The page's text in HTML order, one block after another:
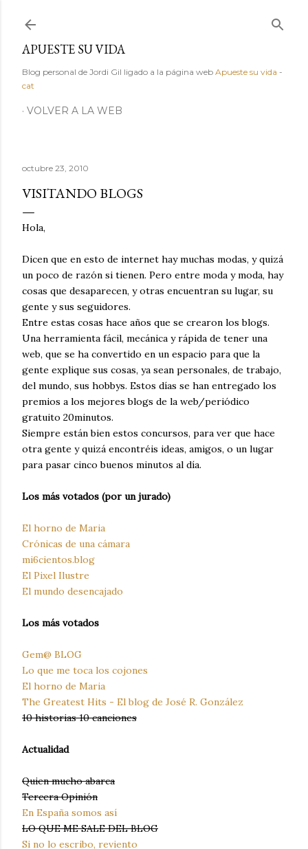
APUESTE SU VIDA
Blog personal de Jordi Gil ligado a la página web Apueste su vida -
cat
VOLVER A LA WEB
octubre 23, 2010
VISITANDO BLOGS
Hola,
Dicen que en esto de internet hay muchas modas, y quizá
un poco de razón si tienen. Pero entre moda y moda, hay
cosas que desaparecen, y otras encuentran su lugar, su
gente y sus seguidores.
Entre estas cosas hace años que se crearon los blogs.
Una herramienta fácil, mecánica y rápida de tener una
web, que se ha convertido en un espacio para que la
gente explique sus cosas, ya sean personales, de trabajo,
del mundo, sus hobbys. Estos días se han entregado los
premios a los mejores blogs de la web/periódico
gratuito 20minutos.
Siempre están bien estos concursos, para ver que hace
otra gente y quizá encontréis ideas, amigos, o un lugar
para pasar cinco buenos minutos al día.
Los más votados (por un jurado)
El horno de Maria
Crónicas de una cámara
mi6cientos.blog
El Pixel Ilustre
El mundo desencajado
Los más votados
Gem@ BLOG
Lo que me toca los cojones
El horno de Maria
The Greatest Hits - El blog de José R. González
10 historias 10 canciones
Actualidad
Quien mucho abarca
Tercera Opinión
En España somos así
LO QUE ME SALE DEL BLOG
Si no lo escribo, reviento